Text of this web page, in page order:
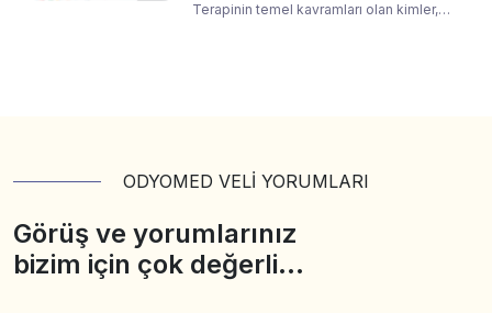
Terapinin temel kavramları olan kimler,
ODYOMED VELİ YORUMLARI
Görüş ve yorumlarınız
bizim için çok değerli…